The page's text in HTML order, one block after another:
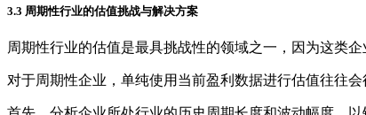
3.3 周期性行业的估值挑战与解决方案
周期性行业的估值是最具挑战性的领域之一，因为这类
对于周期性企业，单纯使用当前盈利数据进行估值往往